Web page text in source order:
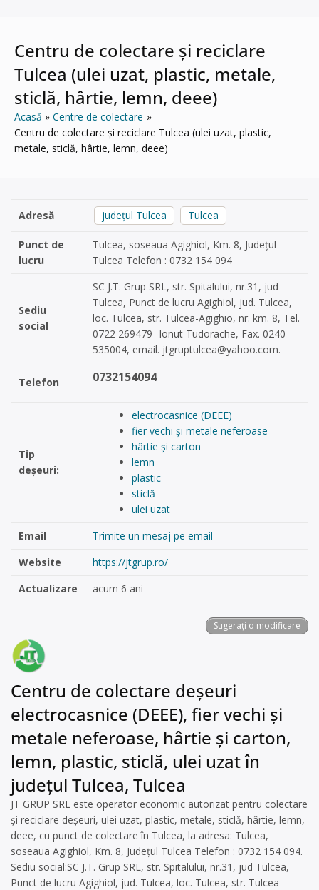
Centru de colectare și reciclare
Tulcea (ulei uzat, plastic, metale,
sticlă, hârtie, lemn, deee)
Acasă
Centre de colectare
Centru de colectare și reciclare Tulcea (ulei uzat, plastic,
metale, sticlă, hârtie, lemn, deee)
Adresă județul Tulcea Tulcea
Punct de
lucru
Tulcea, soseaua Agighiol, Km. 8, Județul
Tulcea Telefon : 0732 154 094
Sediu
social
SC J.T. Grup SRL, str. Spitalului, nr.31, jud
Tulcea, Punct de lucru Agighiol, jud. Tulcea,
loc. Tulcea, str. Tulcea-Agighio, nr. km. 8, Tel.
0722 269479- Ionut Tudorache, Fax. 0240
535004, email. jtgruptulcea@yahoo.com.
Telefon 0732154094
Tip
deșeuri:
electrocasnice (DEEE)
fier vechi și metale neferoase
hârtie și carton
lemn
plastic
sticlă
ulei uzat
Email
Trimite un mesaj pe email
Website
https://jtgrup.ro/
Actualizare
acum 6 ani
Sugerați o modificare
Centru de colectare deșeuri
electrocasnice (DEEE), fier vechi și
metale neferoase, hârtie și carton,
lemn, plastic, sticlă, ulei uzat în
județul Tulcea, Tulcea
JT GRUP SRL este operator economic autorizat pentru colectare
și reciclare deșeuri, ulei uzat, plastic, metale, sticlă, hârtie, lemn,
deee, cu punct de colectare în Tulcea, la adresa: Tulcea,
soseaua Agighiol, Km. 8, Județul Tulcea Telefon : 0732 154 094.
Sediu social:SC J.T. Grup SRL, str. Spitalului, nr.31, jud Tulcea,
Punct de lucru Agighiol, jud. Tulcea, loc. Tulcea, str. Tulcea-